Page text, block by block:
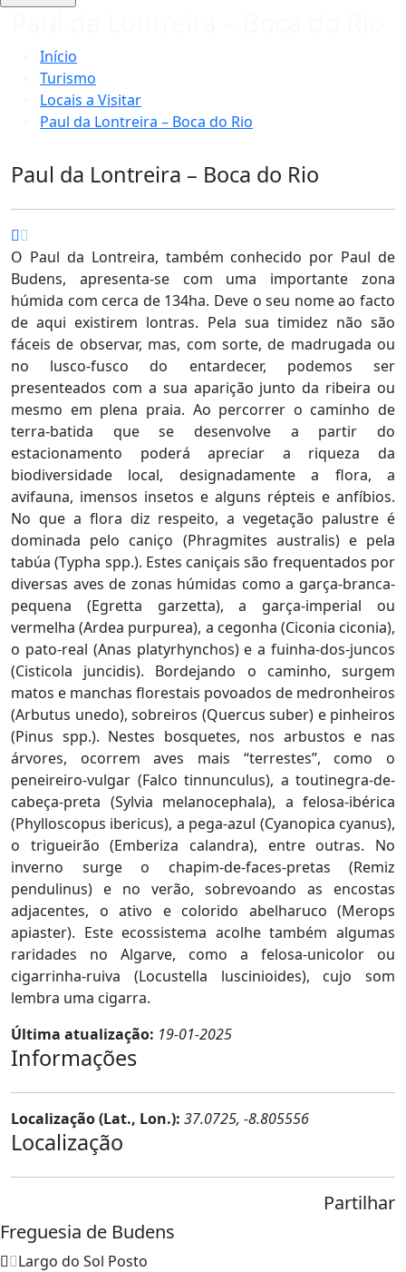
Início
Turismo
Locais a Visitar
Paul da Lontreira – Boca do Rio
Paul da Lontreira – Boca do Rio
O Paul da Lontreira, também conhecido por Paul de
Budens, apresenta-se com uma importante zona
húmida com cerca de 134ha. Deve o seu nome ao facto
de aqui existirem lontras. Pela sua timidez não são
fáceis de observar, mas, com sorte, de madrugada ou
no lusco-fusco do entardecer, podemos ser
presenteados com a sua aparição junto da ribeira ou
mesmo em plena praia. Ao percorrer o caminho de
terra-batida que se desenvolve a partir do
estacionamento poderá apreciar a riqueza da
biodiversidade local, designadamente a flora, a
avifauna, imensos insetos e alguns répteis e anfíbios.
No que a flora diz respeito, a vegetação palustre é
dominada pelo caniço (Phragmites australis) e pela
tabúa (Typha spp.). Estes caniçais são frequentados por
diversas aves de zonas húmidas como a garça-branca-
pequena (Egretta garzetta), a garça-imperial ou
vermelha (Ardea purpurea), a cegonha (Ciconia ciconia),
o pato-real (Anas platyrhynchos) e a fuinha-dos-juncos
(Cisticola juncidis). Bordejando o caminho, surgem
matos e manchas florestais povoados de medronheiros
(Arbutus unedo), sobreiros (Quercus suber) e pinheiros
(Pinus spp.). Nestes bosquetes, nos arbustos e nas
árvores, ocorrem aves mais “terrestes”, como o
peneireiro-vulgar (Falco tinnunculus), a toutinegra-de-
cabeça-preta (Sylvia melanocephala), a felosa-ibérica
(Phylloscopus ibericus), a pega-azul (Cyanopica cyanus),
o trigueirão (Emberiza calandra), entre outras. No
inverno surge o chapim-de-faces-pretas (Remiz
pendulinus) e no verão, sobrevoando as encostas
adjacentes, o ativo e colorido abelharuco (Merops
apiaster). Este ecossistema acolhe também algumas
raridades no Algarve, como a felosa-unicolor ou
cigarrinha-ruiva (Locustella luscinioides), cujo som
lembra uma cigarra.
Última atualização: 19-01-2025
Informações
Localização (Lat., Lon.): 37.0725, -8.805556
Localização
Partilhar
Freguesia de Budens
Largo do Sol Posto